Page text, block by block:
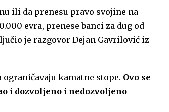
ili da prenesu pravo svojine na
evra, prenese banci za dug od
je razgovor Dejan Gavrilović iz
kamatne stope. Ovo se
i dozvoljeno i nedozvoljeno